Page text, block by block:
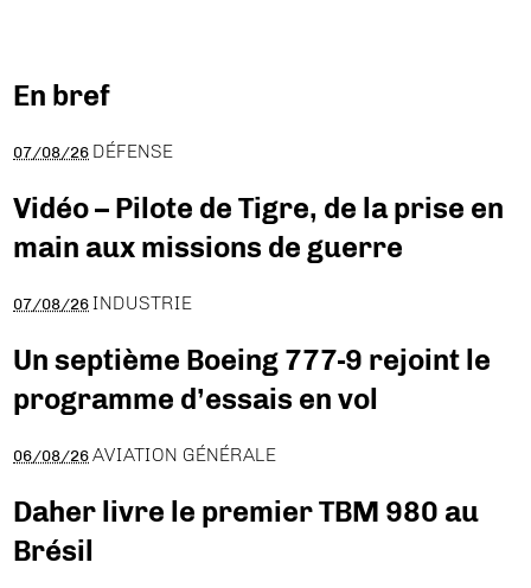
En bref
07/08/26 DÉFENSE
Vidéo – Pilote de Tigre, de la prise en
main aux missions de guerre
07/08/26 INDUSTRIE
Un septième Boeing 777-9 rejoint le
programme d’essais en vol
06/08/26 AVIATION GÉNÉRALE
Daher livre le premier TBM 980 au
Brésil